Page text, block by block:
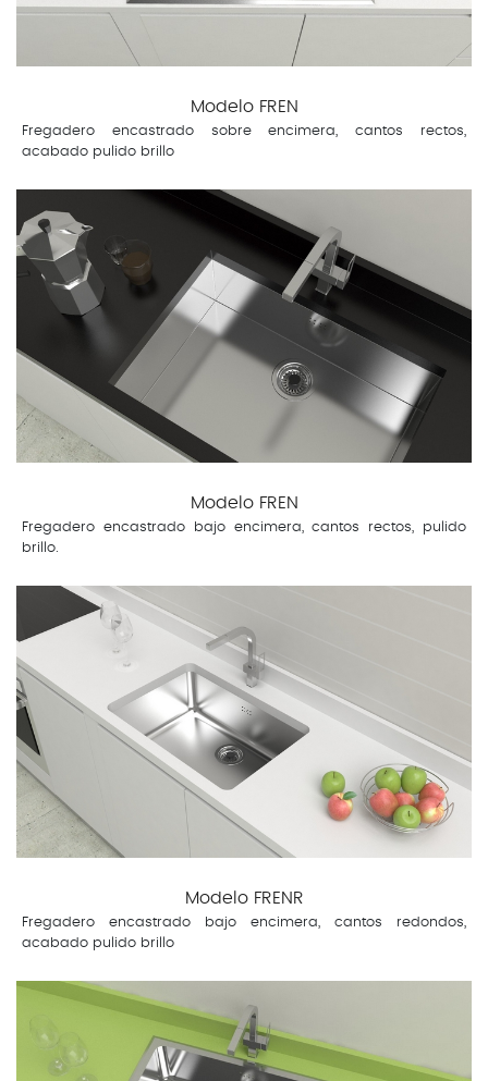
Modelo FREN
Fregadero encastrado sobre encimera, cantos rectos,
acabado pulido brillo
Modelo FREN
Fregadero encastrado bajo encimera, cantos rectos, pulido
brillo.
Modelo FRENR
Fregadero encastrado bajo encimera, cantos redondos,
acabado pulido brillo